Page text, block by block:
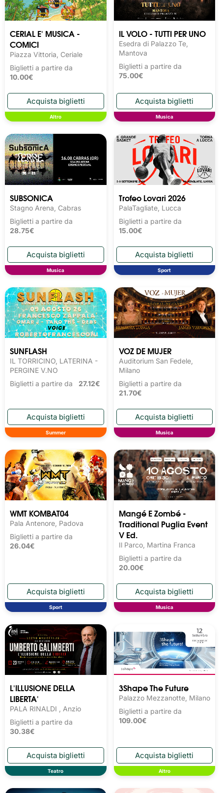
CERIAL E' MUSICA -
COMICI
Piazza Vittoria, Ceriale
Biglietti a partire da
10.00€
Altro
IL VOLO - TUTTI PER UNO
Esedra di Palazzo Te,
Mantova
Biglietti a partire da
75.00€
Musica
SUBSONICA
Stagno Arena, Cabras
Biglietti a partire da
28.75€
Musica
Trofeo Lovari 2026
PalaTagliate, Lucca
Biglietti a partire da
15.00€
Sport
SUNFLASH
IL TORRICINO, LATERINA -
PERGINE V.NO
Biglietti a partire da 27.12€
Summer
VOZ DE MUJER
Auditorium San Fedele,
Milano
Biglietti a partire da
21.70€
Musica
WMT KOMBAT04
Pala Antenore, Padova
Biglietti a partire da
26.04€
Sport
Mangé E Zombé -
Traditional Puglia Event
V Ed.
Il Parco, Martina Franca
Biglietti a partire da
20.00€
Musica
L'ILLUSIONE DELLA
LIBERTA'
PALA RINALDI , Anzio
Biglietti a partire da
30.38€
Teatro
3Shape The Future
Palazzo Mezzanotte, Milano
Biglietti a partire da
109.00€
Altro